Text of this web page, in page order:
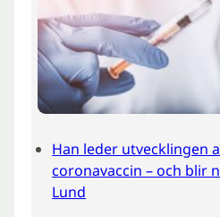
Han leder utvecklingen
coronavaccin – och blir
Lund